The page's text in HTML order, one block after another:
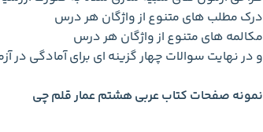
درک مطلب های متنوع از واژگان هر درس
مکالمه های متنوع از واژگان هر درس
و در نهایت سوالات چهار گزینه ای برای آمادگی
نمونه صفحات کتاب عربی هشتم عمار قلم چی